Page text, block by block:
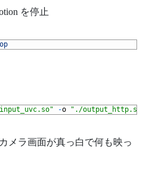
を停止
-o "./output_http.so -
メラ画面が真っ白で何も映っ